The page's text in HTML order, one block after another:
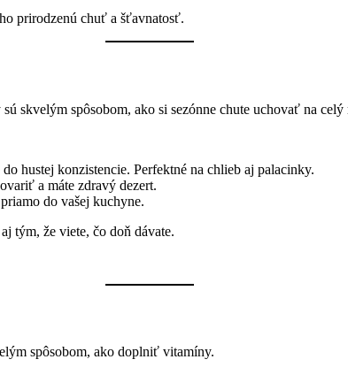
prirodzenú chuť a šťavnatosť.
skvelým spôsobom, ako si sezónne chute uchovať na celý
hustej konzistencie. Perfektné na chlieb aj palacinky.
a máte zdravý dezert.
do vašej kuchyne.
tým, že viete, čo doň dávate.
spôsobom, ako doplniť vitamíny.